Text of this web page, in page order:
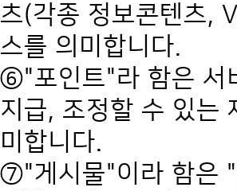
츠(각종 정보콘텐츠,
스를 의미합니다.
⑥"포인트"라 함은 서
지급, 조정할 수 있는
미합니다.
⑦"게시물"이라 함은